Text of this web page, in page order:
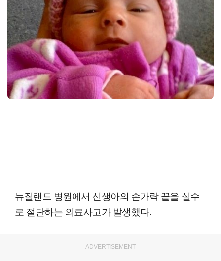
뉴질랜드 병원에서 신생아의 손가락 끝을 실수
로 절단하는 의료사고가 발생했다.
ADVERTISEMENT